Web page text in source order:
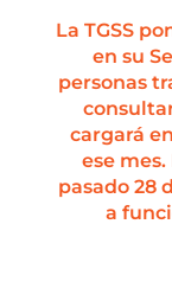
La TGSS
en su
personas
cargará
ese
pasado 28
a